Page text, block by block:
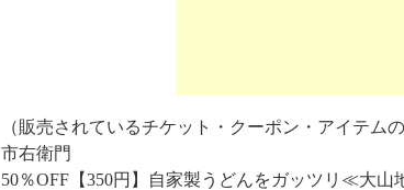
（販売されているチケット・クーポン・アイテムの
市右衛門
50％OFF【350円】自家製うどんをガッツリ≪大山